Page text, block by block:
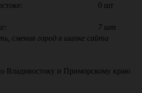
0 шт
7 шт
сменив город в шапке сайта
Владивостоку и Приморскому краю